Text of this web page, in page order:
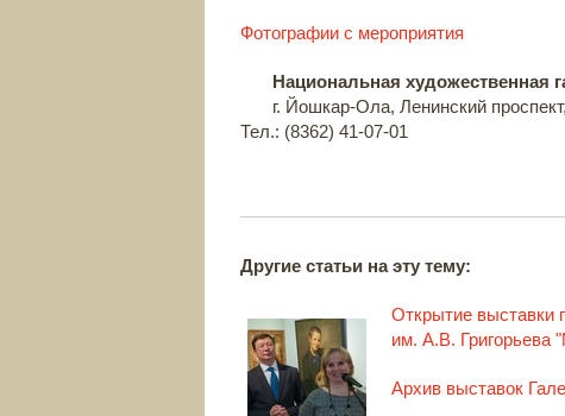
Фотографии с мероприятия
Национальная художественная
г. Йошкар-Ола, Ленинский
Тел.: (8362) 41-07-01
Другие статьи на эту тему:
Открытие выставки
им. А.В. Григорьева
Архив выставок